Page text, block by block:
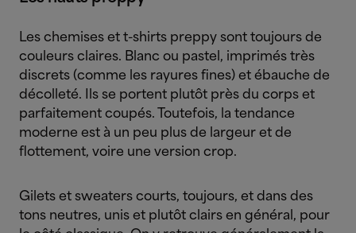
Les chemises et t-shirts preppy sont toujours de
couleurs claires. Blanc ou pastel, imprimés très
discrets (comme les rayures fines) et ébauche de
décolleté. Ils se portent plutôt près du corps et
parfaitement coupés. Toutefois, la tendance
moderne est à un peu plus de largeur et de
flottement, voire une version crop.
Gilets et sweaters courts, toujours, et dans des
tons neutres, unis et plutôt clairs en général, pour